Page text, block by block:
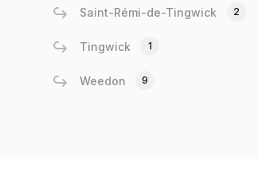
Saint-Rémi-de-Tingwick 2
Tingwick 1
Weedon 9